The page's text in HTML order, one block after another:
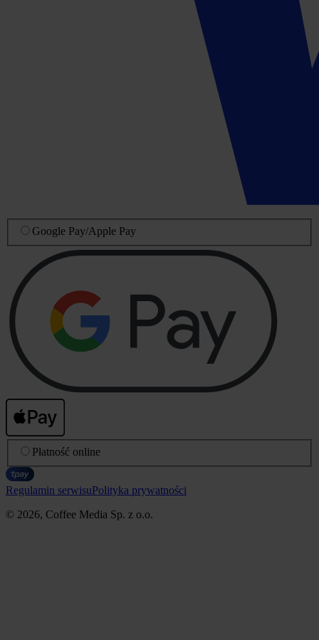
Google Pay/Apple Pay
Płatność online
Regulamin serwisuPolityka prywatności
© 2026, Coffee Media Sp. z o.o.